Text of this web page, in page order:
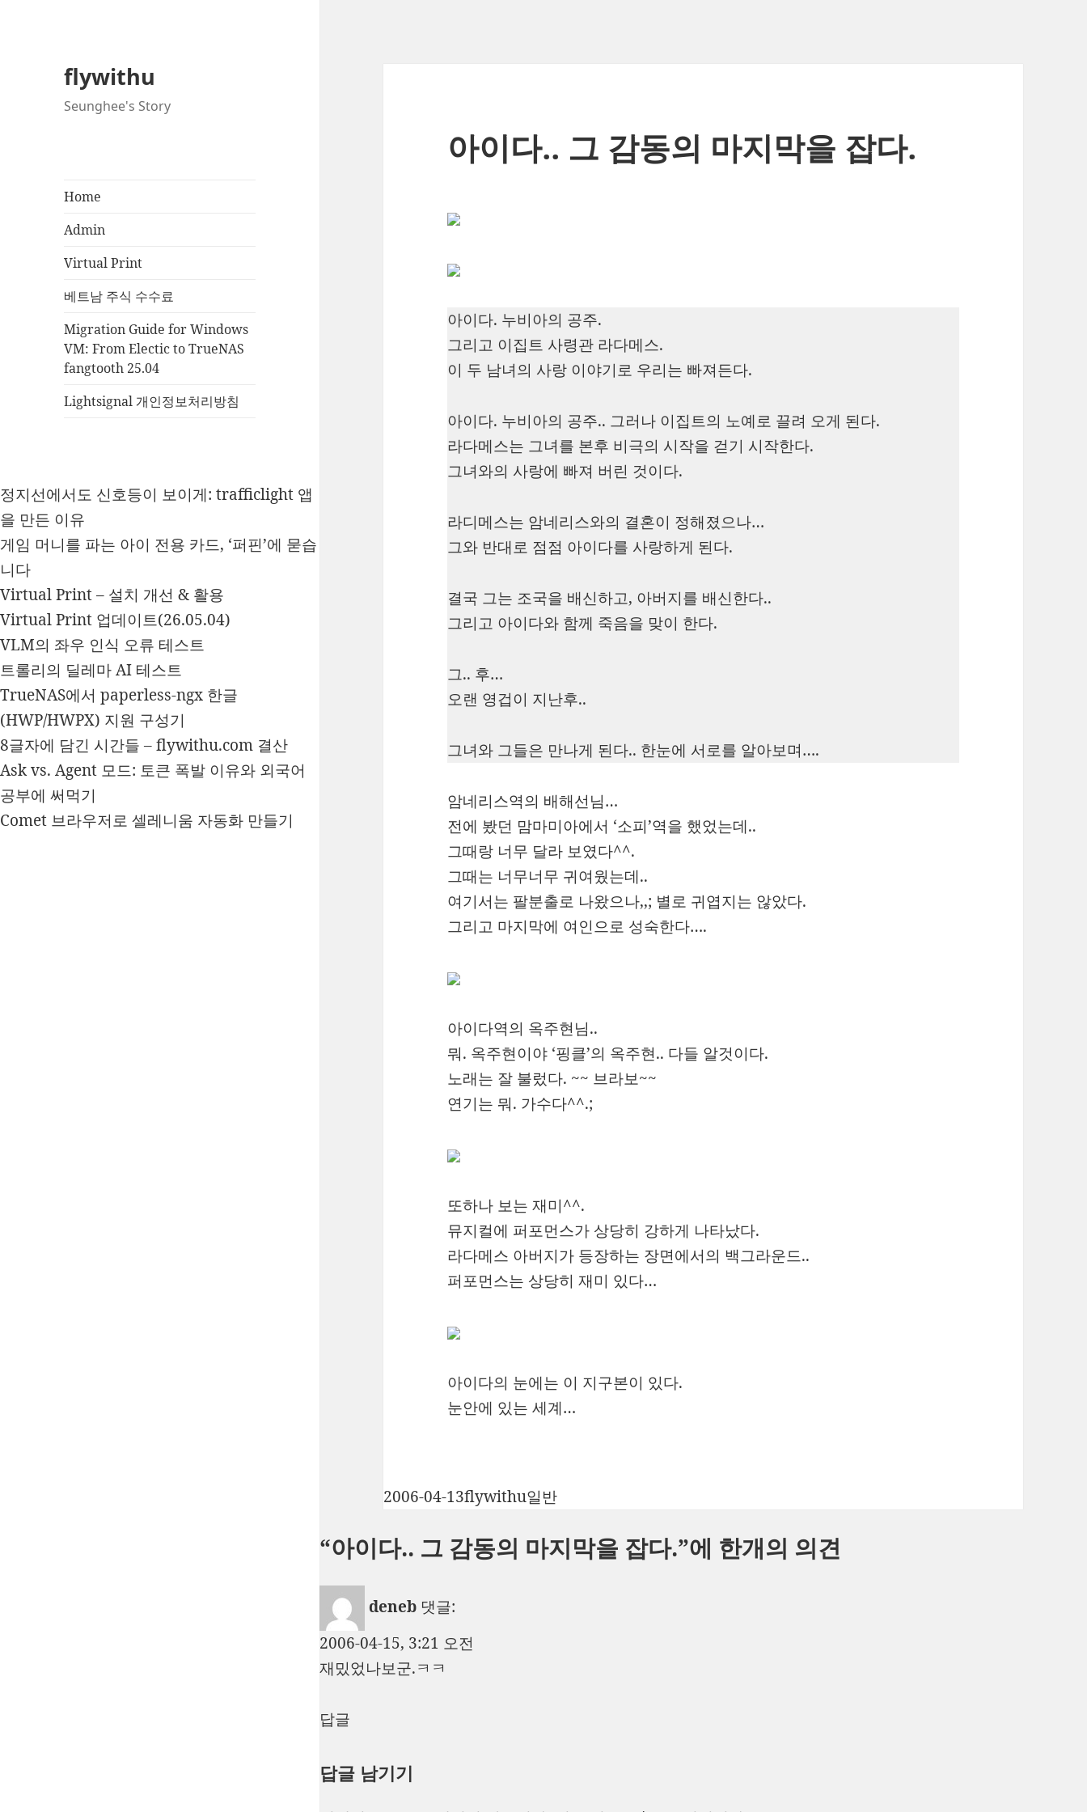
flywithu
Seunghee's Story
Home
Admin
Virtual Print
베트남 주식 수수료
Migration Guide for Windows
VM: From Electic to TrueNAS
fangtooth 25.04
Lightsignal 개인정보처리방침
정지선에서도 신호등이 보이게: trafficlight 앱
을 만든 이유
게임 머니를 파는 아이 전용 카드, ‘퍼핀’에 묻습
니다
Virtual Print – 설치 개선 & 활용
Virtual Print 업데이트(26.05.04)
VLM의 좌우 인식 오류 테스트
트롤리의 딜레마 AI 테스트
TrueNAS에서 paperless-ngx 한글
(HWP/HWPX) 지원 구성기
8글자에 담긴 시간들 – flywithu.com 결산
Ask vs. Agent 모드: 토큰 폭발 이유와 외국어
공부에 써먹기
Comet 브라우저로 셀레니움 자동화 만들기
아이다.. 그 감동의 마지막을 잡다.
아이다. 누비아의 공주.
그리고 이집트 사령관 라다메스.
이 두 남녀의 사랑 이야기로 우리는 빠져든다.
아이다. 누비아의 공주.. 그러나 이집트의 노예로 끌려 오게 된다.
라다메스는 그녀를 본후 비극의 시작을 걷기 시작한다.
그녀와의 사랑에 빠져 버린 것이다.
라디메스는 암네리스와의 결혼이 정해졌으나…
그와 반대로 점점 아이다를 사랑하게 된다.
결국 그는 조국을 배신하고, 아버지를 배신한다..
그리고 아이다와 함께 죽음을 맞이 한다.
그.. 후…
오랜 영겁이 지난후..
그녀와 그들은 만나게 된다.. 한눈에 서로를 알아보며….
암네리스역의 배해선님…
전에 봤던 맘마미아에서 ‘소피’역을 했었는데..
그때랑 너무 달라 보였다^^.
그때는 너무너무 귀여웠는데..
여기서는 팔분출로 나왔으나,,; 별로 귀엽지는 않았다.
그리고 마지막에 여인으로 성숙한다….
아이다역의 옥주현님..
뭐. 옥주현이야 ‘핑클’의 옥주현.. 다들 알것이다.
노래는 잘 불렀다. ~~ 브라보~~
연기는 뭐. 가수다^^.;
또하나 보는 재미^^.
뮤지컬에 퍼포먼스가 상당히 강하게 나타났다.
라다메스 아버지가 등장하는 장면에서의 백그라운드..
퍼포먼스는 상당히 재미 있다…
아이다의 눈에는 이 지구본이 있다.
눈안에 있는 세계…
작
일
2006-04-13글
이
flywithu카
고
일반
“아이다.. 그 감동의 마지막을 잡다.”에 한개의 의견
deneb 댓글:
2006-04-15, 3:21 오전
재밌었나보군.ㅋㅋ
답글
답글 남기기